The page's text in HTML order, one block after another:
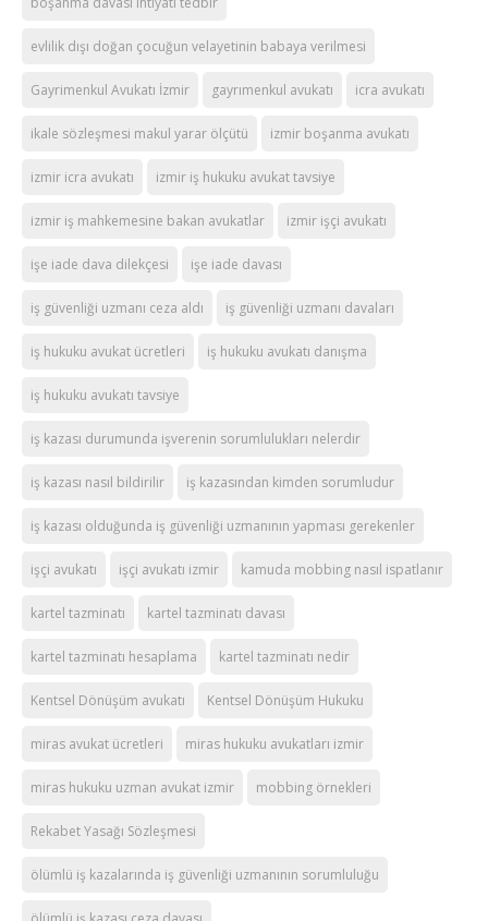
evlilik dışı doğan çocuğun velayetinin babaya verilmesi
Gayrimenkul Avukatı İzmir gayrımenkul avukatı icra avukatı
ikale sözleşmesi makul yarar ölçütü izmir boşanma avukatı
izmir icra avukatı izmir iş hukuku avukat tavsiye
izmir iş mahkemesine bakan avukatlar izmir işçi avukatı
işe iade dava dilekçesi işe iade davası
iş güvenliği uzmanı ceza aldı iş güvenliği uzmanı davaları
iş hukuku avukat ücretleri iş hukuku avukatı danışma
iş hukuku avukatı tavsiye
iş kazası durumunda işverenin sorumlulukları nelerdir
iş kazası nasıl bildirilir iş kazasından kimden sorumludur
iş kazası olduğunda iş güvenliği uzmanının yapması gerekenler
işçi avukatı işçi avukatı izmir kamuda mobbing nasıl ispatlanır
kartel tazminatı kartel tazminatı davası
kartel tazminatı hesaplama kartel tazminatı nedir
Kentsel Dönüşüm avukatı Kentsel Dönüşüm Hukuku
miras avukat ücretleri miras hukuku avukatları izmir
miras hukuku uzman avukat izmir mobbing örnekleri
Rekabet Yasağı Sözleşmesi
ölümlü iş kazalarında iş güvenliği uzmanının sorumluluğu